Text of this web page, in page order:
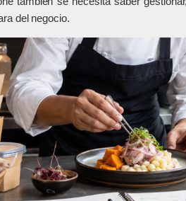
del negocio.